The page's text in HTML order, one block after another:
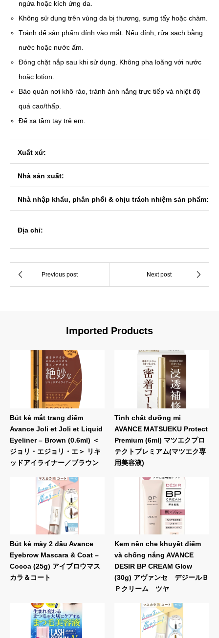
ngứa hoặc kích ứng da.
Không sử dụng trên vùng da bị thương, sưng tấy hoặc chàm.
Tránh để sản phẩm dính vào mắt. Nếu dính, rửa sạch bằng
nước hoặc nước ấm.
Đóng chặt nắp sau khi sử dụng. Không pha loãng với nước
hoặc lotion.
Bảo quản nơi khô ráo, tránh ánh nắng trực tiếp và nhiệt độ
quá cao/thấp.
Để xa tầm tay trẻ em.
Xuất xứ:
Nhà sản xuất:
Nhà nhập khẩu, phân phối & chịu trách nhiệm sản phẩm:
Địa chỉ:
Imported Products
Bút kẻ mắt trang điểm
Avance Joli et Joli et Liquid
Eyeliner – Brown (0.6ml) ＜
ジョリ・エジョリ・エ＞ リキ
ッドアイライナー／ブラウン
Tinh chất dưỡng mi
AVANCE MATSUEKU Protect
Premium (6ml) マツエクプロ
テクトプレミアム(マツエク専
用美容液)
Bút kẻ mày 2 đầu Avance
Eyebrow Mascara & Coat –
Cocoa (25g) アイブロウマス
カラ＆コート
Kem nền che khuyết điểm
và chống nắng AVANCE
DESIR BP CREAM Glow
(30g) アヴァンセ デジールＢ
Ｐクリーム ツヤ